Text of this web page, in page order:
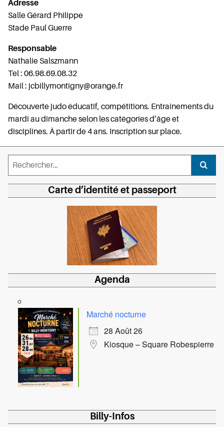
Adresse
Salle Gérard Philippe
Stade Paul Guerre
Responsable
Nathalie Salszmann
Tel : 06.98.69.08.32
Mail : jcbillymontigny@orange.fr
Découverte judo éducatif, compétitions. Entraînements du
mardi au dimanche selon les catégories d’âge et
disciplines. À partir de 4 ans. Inscription sur place.
Rechercher :
Carte d’identité et passeport
Agenda
Marché nocturne
28 Août 26
Kiosque – Square Robespierre
Billy-Infos